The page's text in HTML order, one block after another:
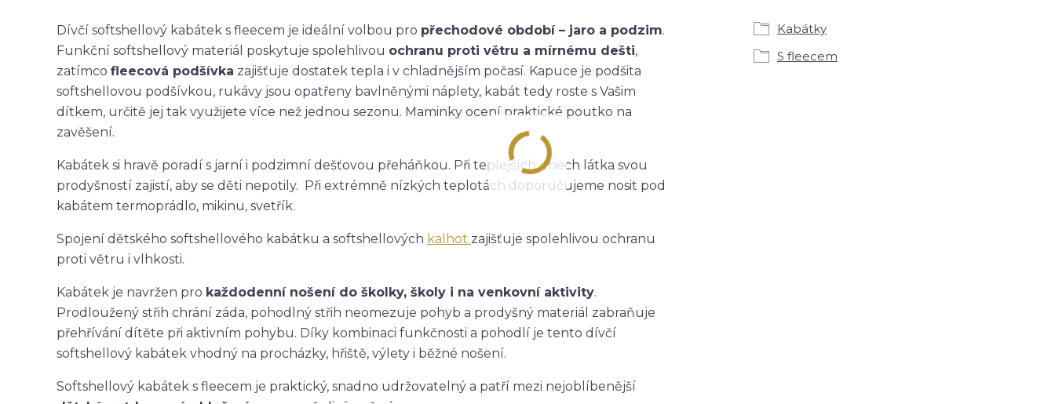
Dívčí softshellový kabátek s fleecem je ideální volbou pro přechodové období – jaro a podzim.
Funkční softshellový materiál poskytuje spolehlivou ochranu proti větru a mírnému dešti,
zatímco fleecová podšívka zajišťuje dostatek tepla i v chladnějším počasí. Kapuce je podšita
softshellovou podšívkou, rukávy jsou opatřeny bavlněnými náplety, kabát tedy roste s Vašim
dítkem, určitě jej tak využijete více než jednou sezonu. Maminky ocení praktické poutko na
zavěšení.
Kabátek si hravě poradí s jarní i podzimní dešťovou přeháňkou. Při teplejších dnech látka svou
prodyšností zajistí, aby se děti nepotily. Při extrémně nízkých teplotách doporučujeme nosit pod
kabátem termoprádlo, mikinu, svetřík.
Spojení dětského softshellového kabátku a softshellových kalhot zajišťuje spolehlivou ochranu
proti větru i vlhkosti.
Kabátek je navržen pro každodenní nošení do školky, školy i na venkovní aktivity.
Prodloužený střih chrání záda, pohodlný střih neomezuje pohyb a prodyšný materiál zabraňuje
přehřívání dítěte při aktivním pohybu. Díky kombinaci funkčnosti a pohodlí je tento dívčí
softshellový kabátek vhodný na procházky, hřiště, výlety i běžné nošení.
Softshellový kabátek s fleecem je praktický, snadno udržovatelný a patří mezi nejoblíbenější
Kabátky
S fleecem